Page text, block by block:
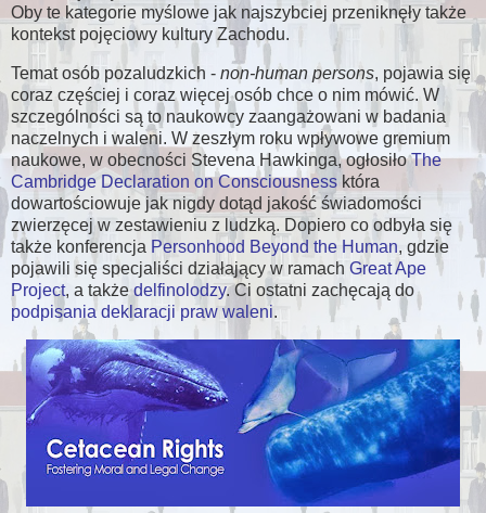
Oby te kategorie myślowe jak najszybciej przeniknęły także
kontekst pojęciowy kultury Zachodu.
Temat osób pozaludzkich - non-human persons, pojawia się
coraz częściej i coraz więcej osób chce o nim mówić. W
szczególności są to naukowcy zaangażowani w badania
naczelnych i waleni. W zeszłym roku wpływowe gremium
naukowe, w obecności Stevena Hawkinga, ogłosiłoThe
Cambridge Declaration on Consciousness która
dowartościowuje jak nigdy dotąd jakość świadomości
zwierzęcej w zestawieniu z ludzką. Dopiero co odbyła się
także konferencja Personhood Beyond the Human, gdzie
pojawili się specjaliści działający w ramach Great Ape
Project, a takżedelfinolodzy. Ci ostatni zachęcają do
podpisania deklaracji praw waleni.